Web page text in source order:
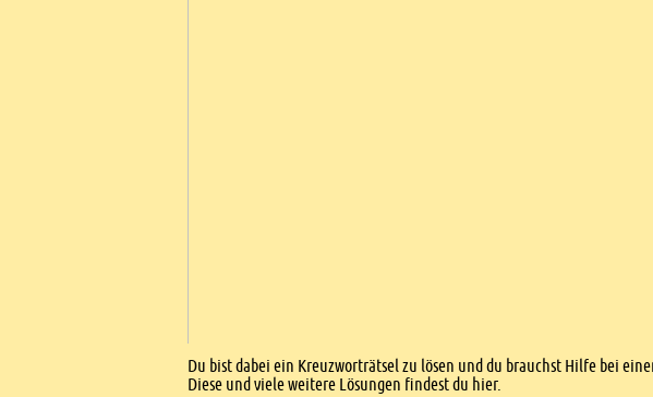
Einleitung
Du bist dabei ein Kreuzworträtsel zu lösen und du brauchst Hilfe bei
Diese und viele weitere Lösungen findest du hier.